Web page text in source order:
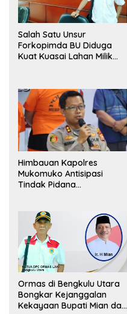
Salah Satu Unsur
Forkopimda BU Diduga
Kuat Kuasai Lahan Milik
Himbauan Kapolres
Mukomuko Antisipasi
Tindak Pidana
Ormas di Bengkulu Utara
Bongkar Kejanggalan
Kekayaan Bupati Mian dan